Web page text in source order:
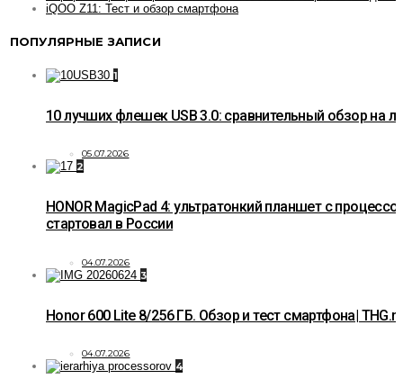
iQOO Z11: Тест и обзор смартфона
ПОПУЛЯРНЫЕ ЗАПИСИ
1
10 лучших флешек USB 3.0: сравнительный обзор на
05.07.2026
2
HONOR MagicPad 4: ультратонкий планшет с
стартовал в России
04.07.2026
3
Honor 600 Lite 8/256 ГБ. Обзор и тест смартфона| THG.ru
04.07.2026
4